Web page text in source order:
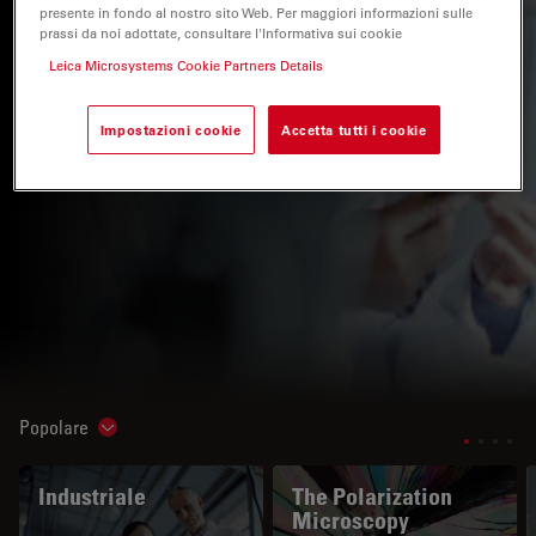
Popolare Show subnavigation
Industriale
The Polarization
Microscopy
presente in fondo al nostro sito Web. Per maggiori informazioni sulle
prassi da noi adottate, consultare l'Informativa sui cookie
Leica Microsystems Cookie Partners Details
Impostazioni cookie Accetta tutti i cookie